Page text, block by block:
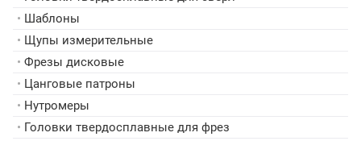
• Шаблоны
• Щупы измерительные
• Фрезы дисковые
• Цанговые патроны
• Нутромеры
• Головки твердосплавные для фрез